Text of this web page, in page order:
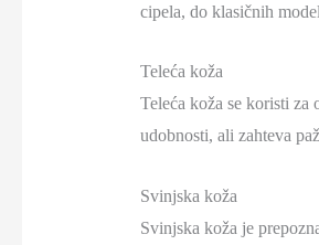
cipela, do klasičnih
Teleća koža
Teleća koža se koristi
udobnosti, ali zahteva
Svinjska koža
Svinjska koža je